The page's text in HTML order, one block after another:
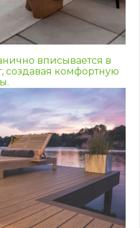
вписывается в
комфортную